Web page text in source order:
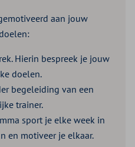
aan jouw
Hierin bespreek je jouw
doelen.
begeleiding van een
trainer.
sport je elke week in
en motiveer je elkaar.